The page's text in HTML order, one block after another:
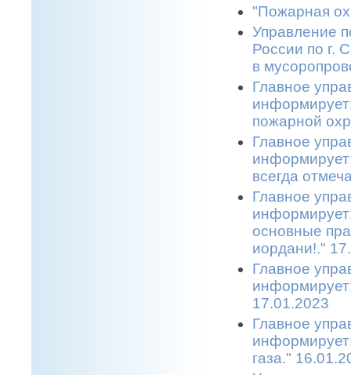
"Пожарная
Управление
России по г.
в
Главное
пожарной
Главное
всегда
Главное
основные
иордани!."
Главное
17.01.2023
Главное
газа."